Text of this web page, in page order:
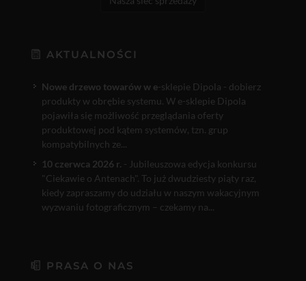
AKTUALNOŚCI
Nowe drzewo towarów w e-sklepie Dipola - dobierz
produkty w obrębie systemu. W e-sklepie Dipola
pojawiła się możliwość przeglądania oferty
produktowej pod kątem systemów, tzn. grup
kompatybilnych ze...
10 czerwca 2026 r. - Jubileuszowa edycja konkursu
"Ciekawie o Antenach". To już dwudziesty piąty raz,
kiedy zapraszamy do udziału w naszym wakacyjnym
wyzwaniu fotograficznym – czekamy na...
PRASA O NAS